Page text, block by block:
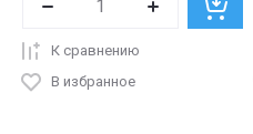
К сравнению
В избранное